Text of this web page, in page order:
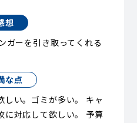
想
ガーを引き取ってくれる
な点
しい。ゴミが多い。 キャ
に対応して欲しい。 予算